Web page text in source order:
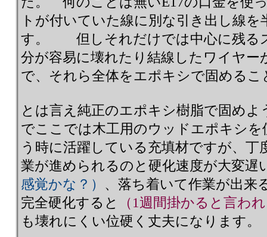
トが付いていた線に別な引き出し線
す。 但しそれだけでは中心に残る
分が容易に壊れたり結線したワイヤ
で、それら全体をエポキシで固める
とは言え純正のエポキシ樹脂で固め
でここでは木工用のウッドエポキシ
う時に活躍している充填材ですが、丁
業が進められるのと硬化速度が大変遅
感覚かな？） 、落ち着いて作業が出
完全硬化すると
（1週間掛かると言わ
も壊れにくい位硬く丈夫になります。